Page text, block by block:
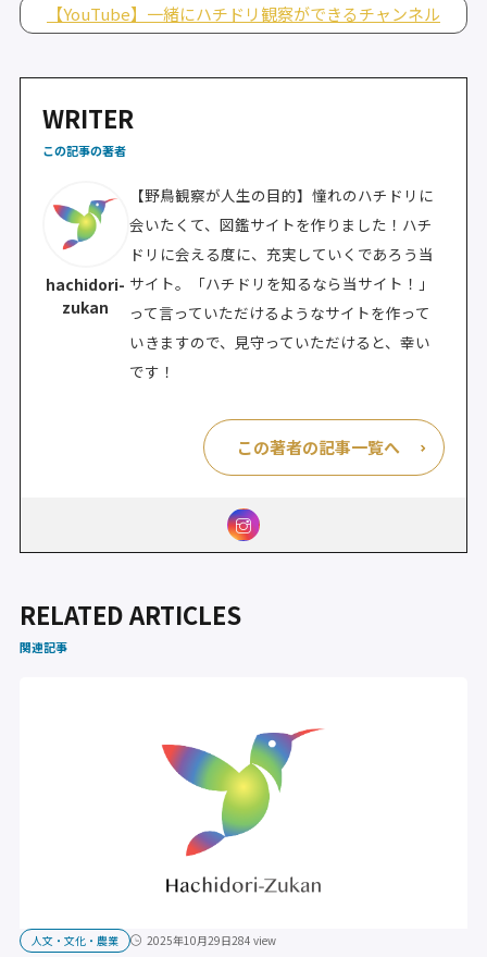
【YouTube】一緒にハチドリ観察ができるチャンネル
WRITER
この記事の著者
hachidori-
zukan
【野鳥観察が人生の目的】憧れのハチドリに
会いたくて、図鑑サイトを作りました！ハチ
ドリに会える度に、充実していくであろう当
サイト。「ハチドリを知るなら当サイト！」
って言っていただけるようなサイトを作って
いきますので、見守っていただけると、幸い
です！
この著者の記事一覧へ
RELATED ARTICLES
関連記事
人文・文化・農業 2025年10月29日284 view